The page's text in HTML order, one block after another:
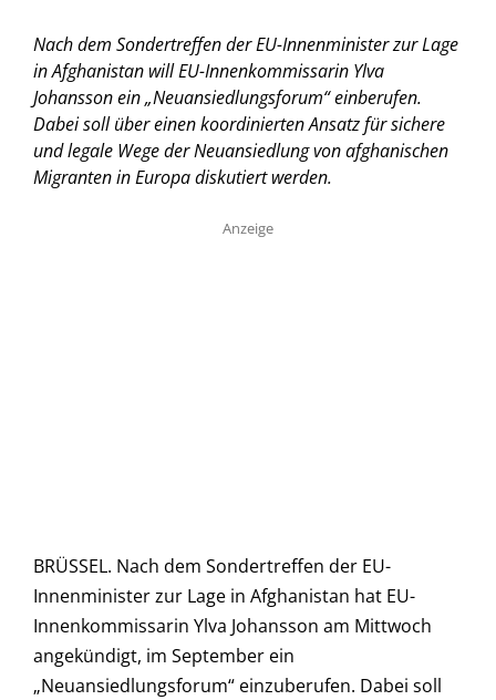
Nach dem Sondertreffen der EU-Innenminister zur Lage
in Afghanistan will EU-Innenkommissarin Ylva
Johansson ein „Neuansiedlungsforum“ einberufen.
Dabei soll über einen koordinierten Ansatz für sichere
und legale Wege der Neuansiedlung von afghanischen
Migranten in Europa diskutiert werden.
Anzeige
BRÜSSEL. Nach dem Sondertreffen der EU-
Innenminister zur Lage in Afghanistan hat EU-
Innenkommissarin Ylva Johansson am Mittwoch
angekündigt, im September ein
„Neuansiedlungsforum“ einzuberufen. Dabei soll